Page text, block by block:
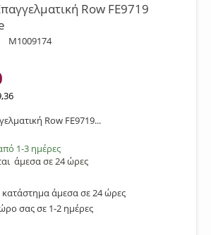
Row FE9719
M1009174
Row FE9719...
1-3 ημέρες
άμεσα σε 24 ώρες
άμεσα σε 24 ώρες
σας σε 1-2 ημέρες